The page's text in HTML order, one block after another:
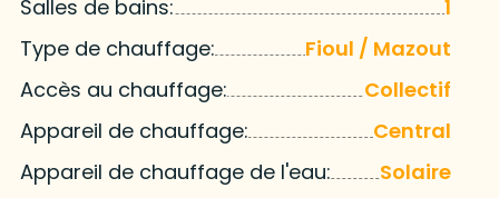
Salles de bains:
1
Type de chauffage:
Fioul / Mazout
Accès au chauffage:
Collectif
Appareil de chauffage:
Central
Appareil de chauffage de l'eau:
Solaire